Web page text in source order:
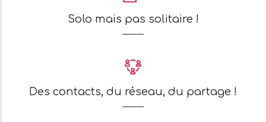
Solo mais pas solitaire !
Des contacts, du réseau, du partage !